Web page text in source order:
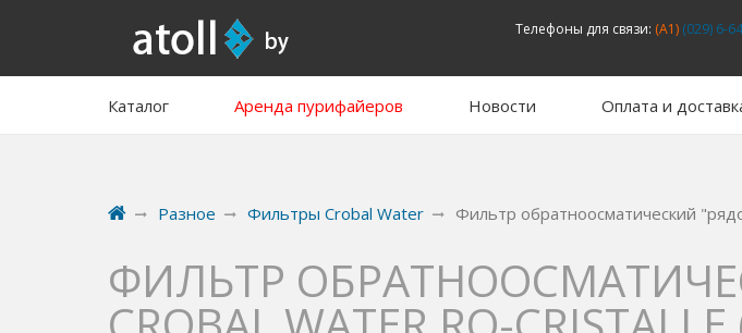
Телефоны для связи: (A1)(029) 6-
Каталог Аренда пурифайеров Новости Оплата и
Разное Фильтры Crobal Water Фильтр обратноосматический
ФИЛЬТР